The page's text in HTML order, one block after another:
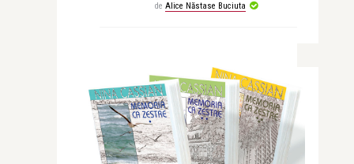
de Alice Năstase Buciuta